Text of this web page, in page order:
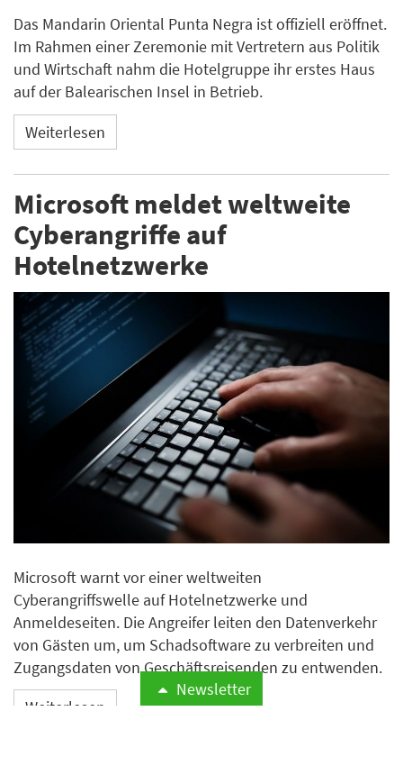
Das Mandarin Oriental Punta Negra ist offiziell eröffnet.
Im Rahmen einer Zeremonie mit Vertretern aus Politik
und Wirtschaft nahm die Hotelgruppe ihr erstes Haus
auf der Balearischen Insel in Betrieb.
Weiterlesen
Microsoft meldet weltweite
Cyberangriffe auf
Hotelnetzwerke
Microsoft warnt vor einer weltweiten
Cyberangriffswelle auf Hotelnetzwerke und
Anmeldeseiten. Die Angreifer leiten den Datenverkehr
von Gästen um, um Schadsoftware zu verbreiten und
Zugangsdaten von Geschäftsreisenden zu entwenden.
Weiterlesen
Newsletter